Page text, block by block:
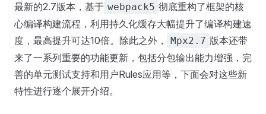
最新的2.7版本，基于 webpack5 彻底重构了框架的核
心编译构建流程，利用持久化缓存大幅提升了编译构建速
度，最高提升可达10倍。除此之外，
Mpx2.7 版本还带
来了一系列重要的功能更新，包括分包输出能力增强，完
善的单元测试支持和用户Rules应用等，下面会对这些新
特性进行逐个展开介绍。